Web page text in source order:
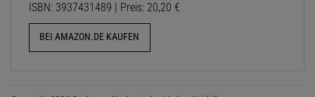
ISBN: 3937431489 | Preis: 20,20 €
BEI AMAZON.DE KAUFEN